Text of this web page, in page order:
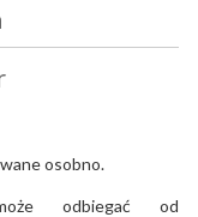
osobno.
odbiegać od